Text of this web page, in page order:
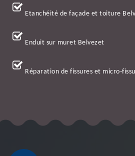
Etanchéité de façade et toiture
Enduit sur muret Belvezet
Réparation de fissures et micro-